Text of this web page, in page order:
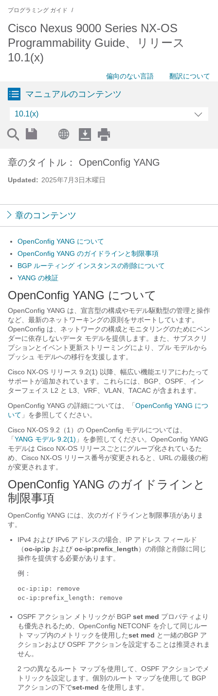
プログラミング ガイド
Cisco Nexus 9000 Series NX-OS
Programmability Guide、リリース
10.1(x)
偏向のない言語 翻訳について
マニュアルのコンテンツ
10.1(x)
Updated: 2025年7月3日木曜日
章のタイトル： OpenConfig YANG
章のコンテンツ
OpenConfig YANG について
OpenConfig YANG のガイドラインと制限事項
BGP ルーティング インスタンスの削除について
YANG の検証
OpenConfig YANG について
OpenConfig YANG は、宣言型の構成やモデル駆動型の管理と操作
など、最新のネットワーキングの原則をサポートしています。
OpenConfig は、ネットワークの構成とモニタリングのためにベン
ダーに依存しないデータ モデルを提供します。また、サブスクリ
プションとイベント更新ストリーミングにより、プル モデルから
プッシュ モデルへの移行を支援します。
Cisco NX-OS リリース 9.2(1) 以降、幅広い機能エリアにわたって
サポートが追加されています。これらには、BGP、OSPF、イン
ターフェイス L2 と L3、VRF、VLAN、TACAC が含まれます。
OpenConfig YANG の詳細については、「 OpenConfig YANG につ
いて 」を参照してください。
Cisco NX-OS 9.2（1）の OpenConfig モデルについては、
「 YANG モデル 9.2(1) 」を参照してください。OpenConfig YANG
モデルは Cisco NX-OS リリースごとにグループ化されているた
め、Cisco NX-OS リリース番号が変更されると、URL の最後の桁
が変更されます。
OpenConfig YANG のガイドラインと
制限事項
OpenConfig YANG には、次のガイドラインと制限事項がありま
す。
IPv4 および IPv6 アドレスの場合、IP アドレス フィールド
（oc-ip:ip および oc-ip:prefix_length）の削除と削除に同じ
操作を提供する必要があります。
例：
oc-ip:ip: remove
oc-ip:prefix_length: remove
OSPF アクション メトリックが BGP set med プロパティより
も優先されるため、OpenConfig NETCONF を介して同じルー
ト マップ内のメトリックを使用したset med と一緒のBGP ア
クションおよび OSPF アクションを設定することは推奨されま
せん。
2 つの異なるルート マップを使用して、OSPF アクションでメ
トリックを設定します。個別のルート マップを使用して BGP
アクションの下でset-med を使用します。